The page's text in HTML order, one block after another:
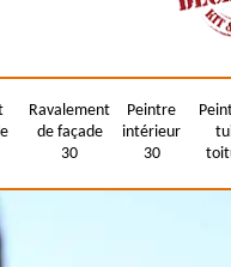
Ravalement
de façade
30
Peintre
intérieur
30